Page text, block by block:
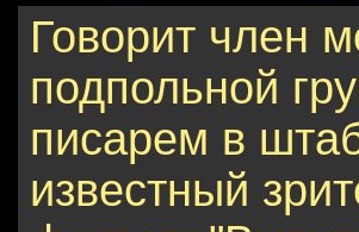
Говорит член
подпольной
писарем в
известный